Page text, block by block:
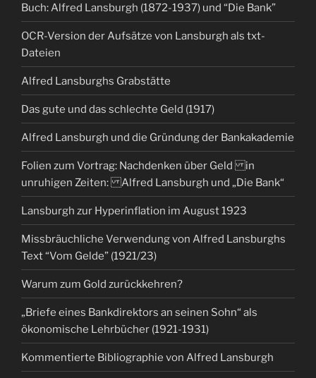
Buch: Alfred Lansburgh (1872-1937) und “Die Bank”
OCR-Version der Aufsätze von Lansburgh als txt-
Dateien
Alfred Lansburghs Grabstätte
Das gute und das schlechte Geld (1917)
Alfred Lansburgh und die Gründung der Bankakademie
Folien zum Vortrag: Nachdenken über Geld in
unruhigen Zeiten: Alfred Lansburgh und „Die Bank“
Lansburgh zur Hyperinflation im August 1923
Missbräuchliche Verwendung von Alfred Lansburghs
Text “Vom Gelde” (1921/23)
Warum zum Gold zurückkehren?
„Briefe eines Bankdirektors an seinen Sohn“ als
ökonomische Lehrbücher (1921-1931)
Kommentierte Bibliographie von Alfred Lansburgh